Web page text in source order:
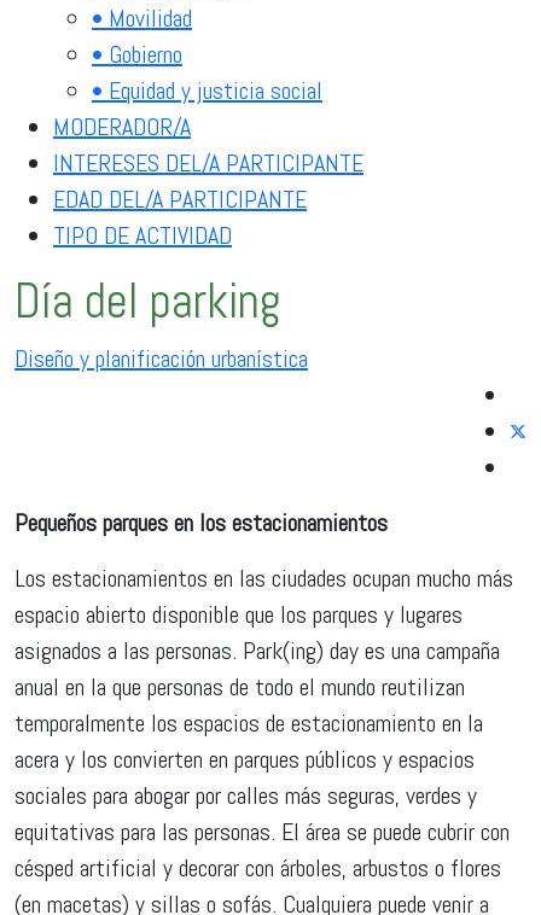
• Movilidad
• Gobierno
• Equidad y justicia social
MODERADOR/A
INTERESES DEL/A PARTICIPANTE
EDAD DEL/A PARTICIPANTE
TIPO DE ACTIVIDAD
Día del parking
Diseño y planificación urbanística
Pequeños parques en los estacionamientos
Los estacionamientos en las ciudades ocupan mucho más
espacio abierto disponible que los parques y lugares
asignados a las personas. Park(ing) day es una campaña
anual en la que personas de todo el mundo reutilizan
temporalmente los espacios de estacionamiento en la
acera y los convierten en parques públicos y espacios
sociales para abogar por calles más seguras, verdes y
equitativas para las personas. El área se puede cubrir con
césped artificial y decorar con árboles, arbustos o flores
(en macetas) y sillas o sofás. Cualquiera puede venir a